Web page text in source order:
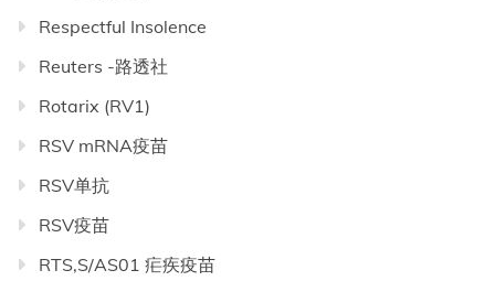
Respectful Insolence
Reuters -路透社
Rotarix (RV1)
RSV mRNA疫苗
RSV单抗
RSV疫苗
RTS,S/AS01 疟疾疫苗